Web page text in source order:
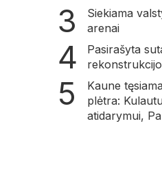
Siekiama
arenai
Pasirašyta
Kaune
plėtra:
atidarymui,